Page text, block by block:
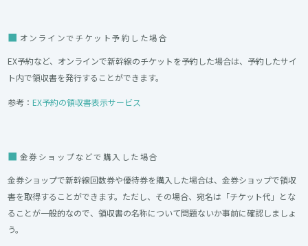
オンラインでチケット予約した場合
EX予約など、オンラインで新幹線のチケットを予約した場合は、予約したサイ
ト内で領収書を発行することができます。
参考：EX予約の領収書表示サービス
金券ショップなどで購入した場合
金券ショップで新幹線回数券や優待券を購入した場合は、金券ショップで領収
書を取得することができます。ただし、その場合、宛名は「チケット代」とな
ることが一般的なので、領収書の名称について問題ないか事前に確認しましょ
う。